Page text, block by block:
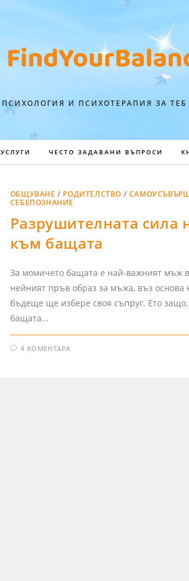
ПСИХОЛОГИЯ И ПСИХОТЕРАПИЯ ЗА ТЕБ
УСЛУГИ ЧЕСТО ЗАДАВАНИ ВЪПРОСИ
ОБЩУВАНЕ / РОДИТЕЛСТВО /
СЕБЕПОЗНАНИЕ
Разрушителната сила
към бащата
За момичето бащата е най-важният мъж
нейният пръв образ за мъжа, въз основа
бъдеще ще избере своя съпруг. Ето
бащата…
4 КОМЕНТАРА